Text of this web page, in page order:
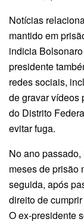
Notícias
mantido em
indicia
presidente
redes sociais,
de gravar vídeos
do Distrito
evitar fuga.
No ano
meses de prisão
seguida, após
direito de
O ex-presidente